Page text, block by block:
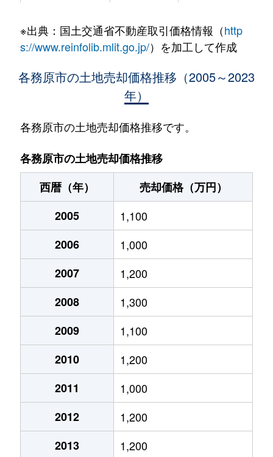
鵜沼各務原町
1,200万円
名電各務原
1,300万円
鵜沼川崎町
1,500万円
鵜沼川崎町
400万円
鵜沼台
730万円
鵜沼
鵜沼台
330万円
鵜沼羽場町
1,300万円
鵜沼羽場町
1,500万円
鵜沼羽場町
1,200万円
鵜沼東町
4,800万円
鵜沼東町
420万円
鵜沼古市場町
7,900万円
鵜沼宝積寺町
950万円
鵜沼宝積寺町
3,100万円
※出典：国土交通省不動産取引価格情報（http
s://www.reinfolib.mlit.go.jp/）を加工して作成
各務原市の土地売却価格推移（2005～2023
年）
各務原市の土地売却価格推移です。
各務原市の土地売却価格推移
西暦（年）
売却価格（万円）
2005
1,100
2006
1,000
2007
1,200
2008
1,300
2009
1,100
2010
1,200
2011
1,000
2012
1,200
2013
1,200